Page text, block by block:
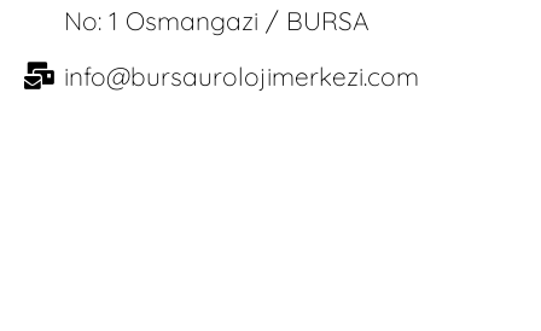
No: 1 Osmangazi / BURSA
info@bursaurolojimerkezi.com